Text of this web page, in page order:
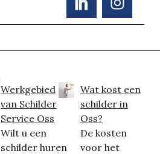
Werkgebied
van Schilder
Service Oss
Wilt u een
schilder huren
Wat kost een
schilder in
Oss?
De kosten
voor het